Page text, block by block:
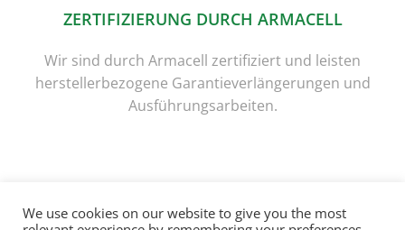
ZERTIFIZIERUNG DURCH ARMACELL
Wir sind durch Armacell zertifiziert und leisten
herstellerbezogene Garantieverlängerungen und
Ausführungsarbeiten.
© 2020 Jörg Franck - Technische Isolierung
We use cookies on our website to give you the most